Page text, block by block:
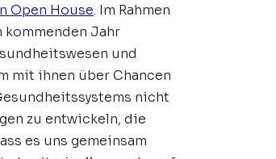
Open House. Im Rahmen
kommenden Jahr
und
mit ihnen über Chancen
nicht
zu entwickeln, die
es uns gemeinsam